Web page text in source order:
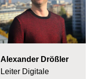
Alexander Drößler
Leiter Digitale